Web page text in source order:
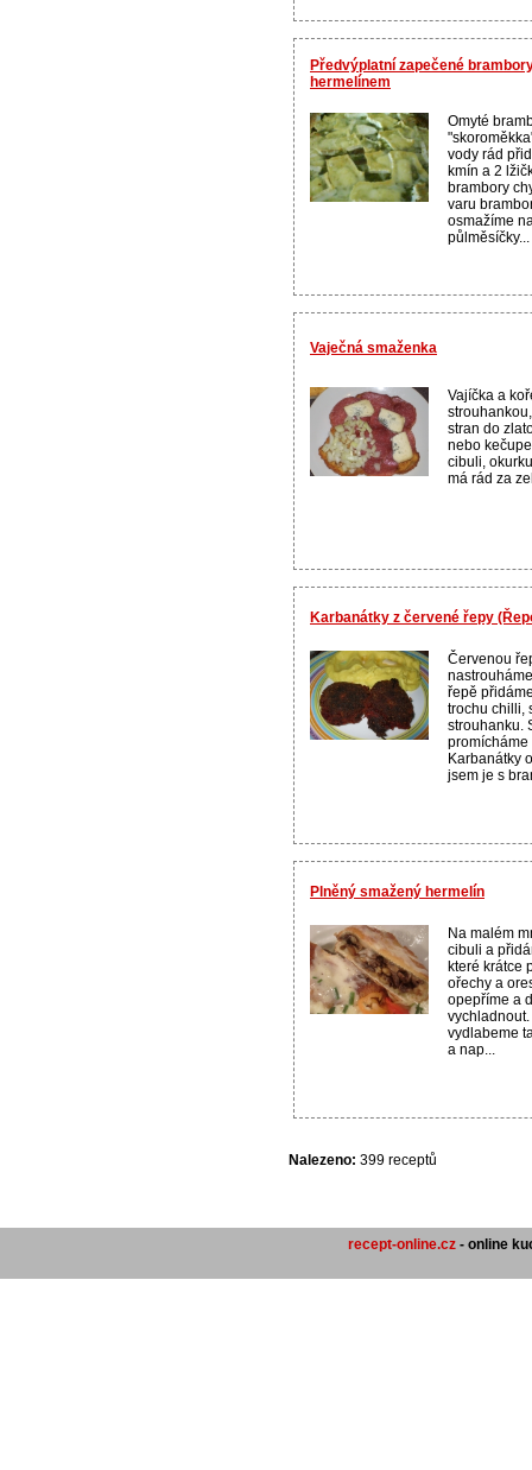
Předvýplatní zapečené
hermelínem
Omyté
vody rád
kmín a 2
brambory
varu
osmažíme
půlměsíčky...
Vaječná smaženka
Vajíčka a
stran do
nebo
cibuli,
má rád za
Karbanátky z červené řepy
Červenou
řepě
trochu chilli,
strouhanku.
promícháme
Karbanátky
jsem je s
Plněný smažený hermelín
Na malém
cibuli a
které krátce
ořechy a
opepříme a
vydlabeme
a nap...
Nalezeno: 399 receptů
recept-online.cz - online